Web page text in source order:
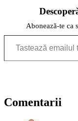
Abonează-te ca
Tastează emailul tău...
Comentarii